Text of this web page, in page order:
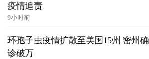
疫情追责
9小时前
环孢子虫疫情扩散至美国15州 密州确
诊破万